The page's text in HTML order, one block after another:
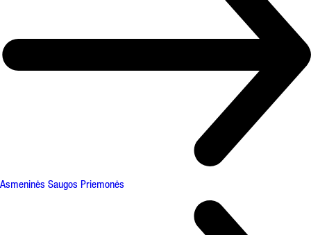
Asmeninės Saugos Priemonės